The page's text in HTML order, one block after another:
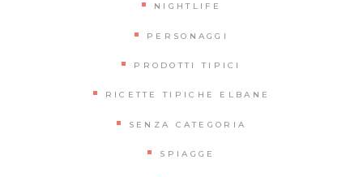
NIGHTLIFE
PERSONAGGI
PRODOTTI TIPICI
RICETTE TIPICHE ELBANE
SENZA CATEGORIA
SPIAGGE